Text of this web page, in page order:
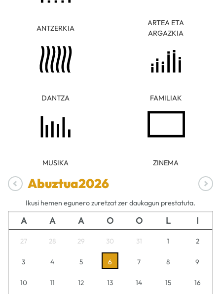
ANTZERKIA
ARTEA ETA
ARGAZKIA
DANTZA FAMILIAK
MUSIKA ZINEMA
Abuztua2026
Ikusi hemen egunero zuretzat zer daukagun prestatuta.
A A A O O L I
27 28 29 30 31 1 2
3 4 5 6 7 8 9
10 11 12 13 14 15 16